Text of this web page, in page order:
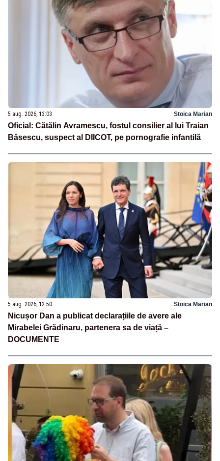
5 aug. 2026, 13:03 Stoica Marian
Oficial: Cătălin Avramescu, fostul consilier al lui Traian
Băsescu, suspect al DIICOT, pe pornografie infantilă
5 aug. 2026, 12:50 Stoica Marian
Nicușor Dan a publicat declarațiile de avere ale
Mirabelei Grădinaru, partenera sa de viață –
DOCUMENTE